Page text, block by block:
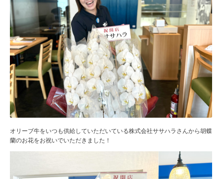
オリーブ牛をいつも供給していただいている株式会社ササハラさんから胡蝶
蘭のお花をお祝いでいただきました！